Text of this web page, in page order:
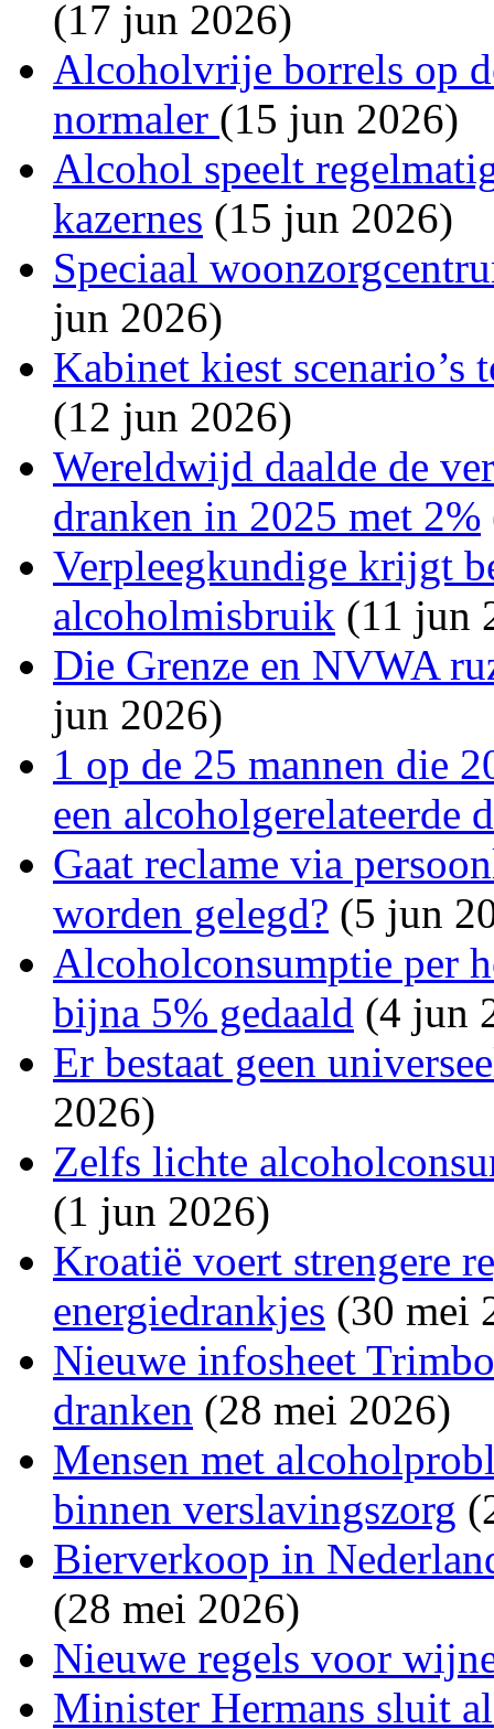
(17 jun 2026)
Alcoholvrije borrels op
normaler (15 jun 2026)
Alcohol speelt
kazernes (15 jun 2026)
Speciaal
jun 2026)
Kabinet kiest
(12 jun 2026)
Wereldwijd daalde de
dranken in 2025 met 2%
Verpleegkundige krijgt
alcoholmisbruik (11 jun
Die Grenze en NVWA
jun 2026)
1 op de 25 mannen die
een alcoholgerelateerde
Gaat reclame via
worden gelegd? (5 jun
Alcoholconsumptie per
bijna 5% gedaald (4 jun
Er bestaat geen
2026)
Zelfs lichte
(1 jun 2026)
Kroatië voert strengere
energiedrankjes (30 mei
Nieuwe infosheet
dranken (28 mei 2026)
Mensen met
binnen verslavingszorg
Bierverkoop in
(28 mei 2026)
Nieuwe regels voor
Minister Hermans sluit